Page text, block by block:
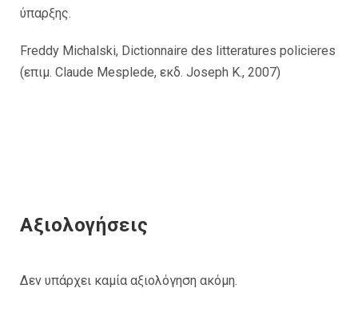
ύπαρξης.
Freddy Michalski, Dictionnaire des litteratures policieres
(επιμ. Claude Mesplede, εκδ. Joseph K., 2007)
Αξιολογήσεις
Δεν υπάρχει καμία αξιολόγηση ακόμη.